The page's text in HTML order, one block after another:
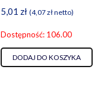
5,01 zł (4,07złnetto)
Dostępność: 106.00
DODAJ DO KOSZYKA